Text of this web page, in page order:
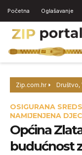
Početna Oglašavanje
Zip.com.hr Društvo,
OSIGURANA
NAMIJENJENA
Općina
budućnost